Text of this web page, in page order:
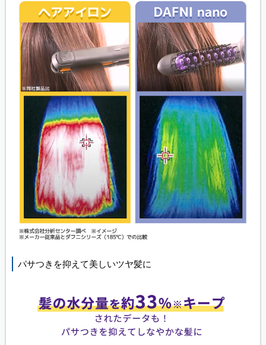
パサつきを抑えて美しいツヤ髪に